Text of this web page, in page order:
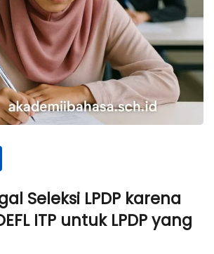
LPDP karena Sertifikat TOEFL
Salah
Syarat TOEFL ITP untuk
Seleksi LPDP karena
ITP untuk LPDP yang